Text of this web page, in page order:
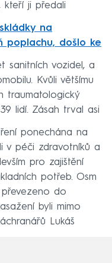
kteří ji předali
na
poplachu, došlo ke
sanitních vozidel, a
Kvůli většímu
traumatologický
lidí. Zásah trval asi
ponechána na
v péči zdravotníků a
pro zajištění
potřeb. Osm
do
byli mimo
Lukáš